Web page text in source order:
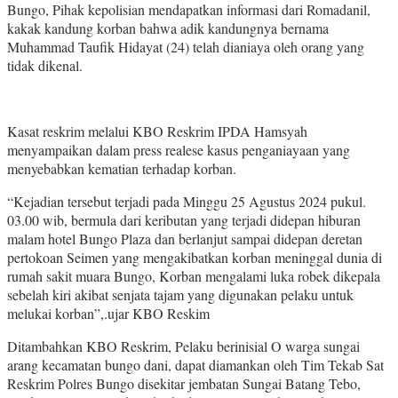
Bungo, Pihak kepolisian mendapatkan informasi dari Romadanil,
kakak kandung korban bahwa adik kandungnya bernama
Muhammad Taufik Hidayat (24) telah dianiaya oleh orang yang
tidak dikenal.
Kasat reskrim melalui KBO Reskrim IPDA Hamsyah
menyampaikan dalam press realese kasus penganiayaan yang
menyebabkan kematian terhadap korban.
“Kejadian tersebut terjadi pada Minggu 25 Agustus 2024 pukul.
03.00 wib, bermula dari keributan yang terjadi didepan hiburan
malam hotel Bungo Plaza dan berlanjut sampai didepan deretan
pertokoan Seimen yang mengakibatkan korban meninggal dunia di
rumah sakit muara Bungo, Korban mengalami luka robek dikepala
sebelah kiri akibat senjata tajam yang digunakan pelaku untuk
melukai korban”,.ujar KBO Reskim
Ditambahkan KBO Reskrim, Pelaku berinisial O warga sungai
arang kecamatan bungo dani, dapat diamankan oleh Tim Tekab Sat
Reskrim Polres Bungo disekitar jembatan Sungai Batang Tebo,